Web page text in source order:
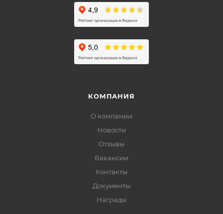
КОМПАНИЯ
О компании
Новости
Отзывы
Вакансии
Контакты
Документы
Награды